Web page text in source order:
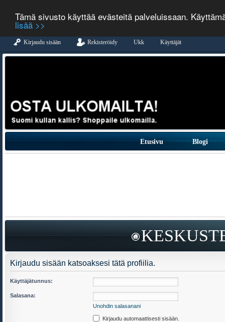
Tämä sivusto käyttää evästeitä palveluissaan.
lisää >>
Kirjaudu sisään Rekisteröidy Ukk Käyttäjät
Etusivu Blogi
Kirjaudu sisään katsoaksesi tätä profiilia.
Käyttäjätunnus:
Salasana:
Unohdin salasanani
Kirjaudu automaattisesti sisään.